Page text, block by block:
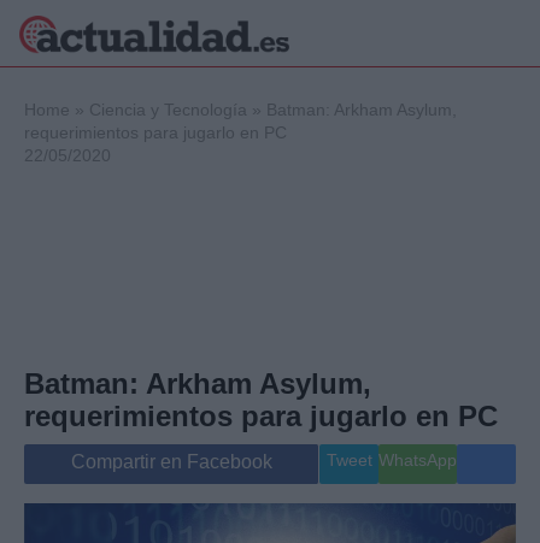
Internacional
Viajes
Gente
Musica
Home » Ciencia y Tecnología » Batman: Arkham Asylum,
requerimientos para jugarlo en PC
22/05/2020
Batman: Arkham Asylum,
requerimientos para jugarlo en PC
Compartir en Facebook Tweet WhatsApp